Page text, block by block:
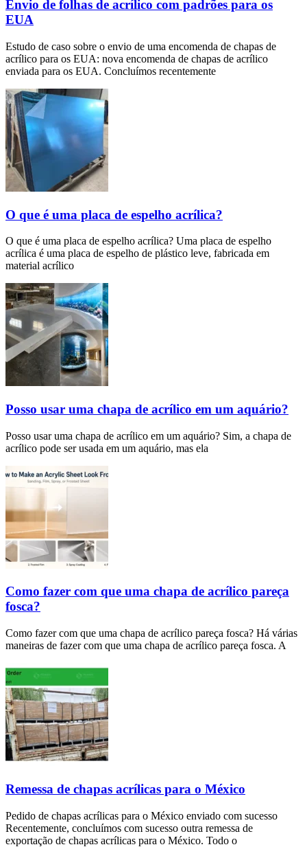
Envio de folhas de acrílico com padrões para os
EUA
Estudo de caso sobre o envio de uma encomenda de chapas de
acrílico para os EUA: nova encomenda de chapas de acrílico
enviada para os EUA. Concluímos recentemente
O que é uma placa de espelho acrílica?
O que é uma placa de espelho acrílica? Uma placa de espelho
acrílica é uma placa de espelho de plástico leve, fabricada em
material acrílico
Posso usar uma chapa de acrílico em um aquário?
Posso usar uma chapa de acrílico em um aquário? Sim, a chapa de
acrílico pode ser usada em um aquário, mas ela
Como fazer com que uma chapa de acrílico pareça
fosca?
Como fazer com que uma chapa de acrílico pareça fosca? Há várias
maneiras de fazer com que uma chapa de acrílico pareça fosca. A
Remessa de chapas acrílicas para o México
Pedido de chapas acrílicas para o México enviado com sucesso
Recentemente, concluímos com sucesso outra remessa de
exportação de chapas acrílicas para o México. Todo o